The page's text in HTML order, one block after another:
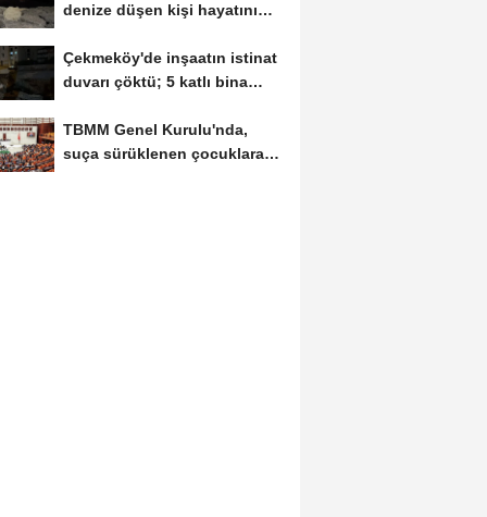
denize düşen kişi hayatını
Çekmeköy'de inşaatın istinat
duvarı çöktü; 5 katlı bina
TBMM Genel Kurulu'nda,
suça sürüklenen çocuklara